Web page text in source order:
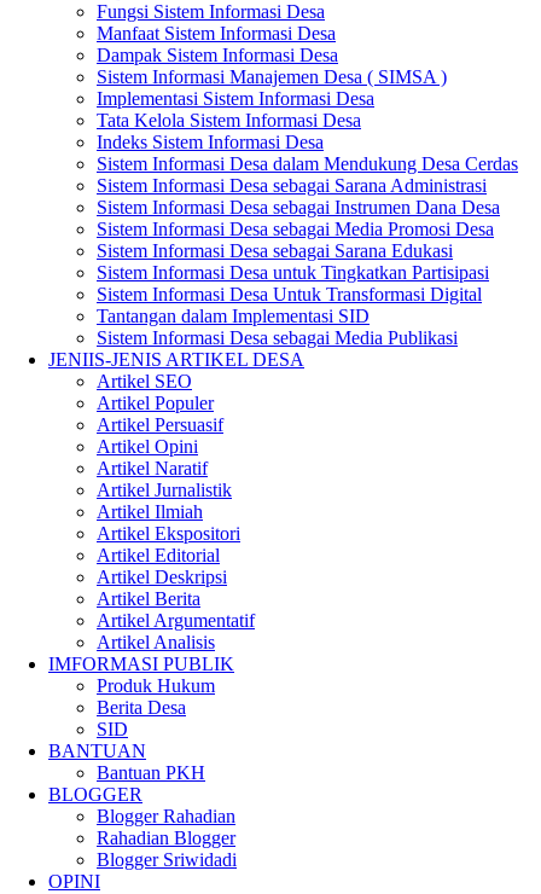
Fungsi Sistem Informasi Desa
Manfaat Sistem Informasi Desa
Dampak Sistem Informasi Desa
Sistem Informasi Manajemen Desa ( SIMSA )
Implementasi Sistem Informasi Desa
Tata Kelola Sistem Informasi Desa
Indeks Sistem Informasi Desa
Sistem Informasi Desa dalam Mendukung Desa Cerdas
Sistem Informasi Desa sebagai Sarana Administrasi
Sistem Informasi Desa sebagai Instrumen Dana Desa
Sistem Informasi Desa sebagai Media Promosi Desa
Sistem Informasi Desa sebagai Sarana Edukasi
Sistem Informasi Desa untuk Tingkatkan Partisipasi
Sistem Informasi Desa Untuk Transformasi Digital
Tantangan dalam Implementasi SID
Sistem Informasi Desa sebagai Media Publikasi
JENIIS-JENIS ARTIKEL DESA
Artikel SEO
Artikel Populer
Artikel Persuasif
Artikel Opini
Artikel Naratif
Artikel Jurnalistik
Artikel Ilmiah
Artikel Ekspositori
Artikel Editorial
Artikel Deskripsi
Artikel Berita
Artikel Argumentatif
Artikel Analisis
IMFORMASI PUBLIK
Produk Hukum
Berita Desa
SID
BANTUAN
Bantuan PKH
BLOGGER
Blogger Rahadian
Rahadian Blogger
Blogger Sriwidadi
OPINI